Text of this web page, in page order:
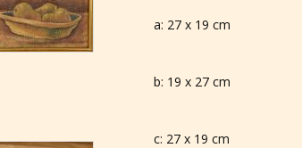
a: 27 x 19 cm
b: 19 x 27 cm
c: 27 x 19 cm